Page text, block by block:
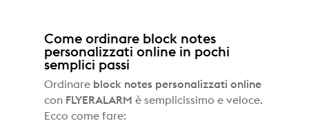
Come ordinare block notes
personalizzati online in pochi
semplici passi
Ordinare block notes personalizzati online
con FLYERALARM è semplicissimo e veloce.
Ecco come fare: